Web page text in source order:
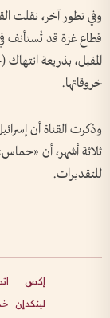
قطاع غزة قد تُستأنف
المقبل، بذريعة
خروقاتها.
وذكرت القناة أن
ثلاثة أشهر، أن
للتقديرات.
إكس
لينكدإن